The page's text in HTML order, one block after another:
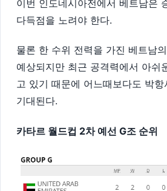
이번 인도네시아전에서 베트남은
다득점을 노려야 한다.
물론 한 수위 전력을 가진 베트남
예상되지만 최근 공격력에서 아쉬
고 있기 때문에 어느때보다도 박
기대된다.
카타르 월드컵 2차 예선 G조 순위